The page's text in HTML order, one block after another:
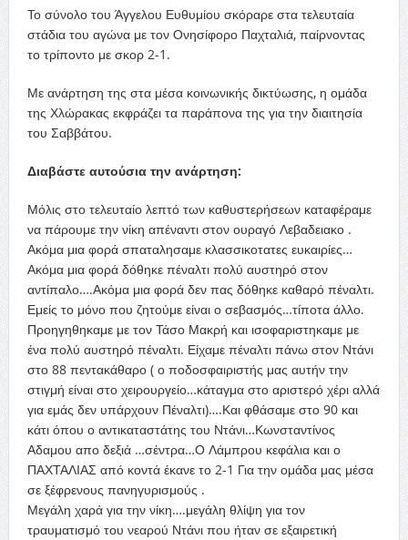
Το σύνολο του Άγγελου Ευθυμίου σκόραρε στα τελευταία
στάδια του αγώνα με τον Ονησίφορο Παχταλιά, παίρνοντας
το τρίποντο με σκορ 2-1.
Με ανάρτηση της στα μέσα κοινωνικής δικτύωσης, η ομάδα
της Χλώρακας εκφράζει τα παράπονα της για την διαιτησία
του Σαββάτου.
Διαβάστε αυτούσια την ανάρτηση:
Μόλις στο τελευταίο λεπτό των καθυστερήσεων καταφέραμε
να πάρουμε την νίκη απέναντι στον ουραγό Λεβαδειακο .
Ακόμα μια φορά σπαταλησαμε κλασσικοτατες ευκαιρίες…
Ακόμα μια φορά δόθηκε πέναλτι πολύ αυστηρό στον
αντίπαλο….Ακόμα μια φορά δεν πας δόθηκε καθαρό πέναλτι.
Εμείς το μόνο που ζητούμε είναι ο σεβασμός…τίποτα άλλο.
Προηγηθηκαμε με τον Τάσο Μακρή και ισοφαριστηκαμε με
ένα πολύ αυστηρό πέναλτι. Είχαμε πέναλτι πάνω στον Ντάνι
στο 88 πεντακάθαρο ( ο ποδοσφαιριστής μας αυτήν την
στιγμή είναι στο χειρουργείο…κάταγμα στο αριστερό χέρι αλλά
για εμάς δεν υπάρχουν Πέναλτι)….Και φθάσαμε στο 90 και
κάτι όπου ο αντικαταστάτης του Ντάνι…Κωνσταντίνος
Αδαμου απο δεξιά …σέντρα…Ο Λάμπρου κεφάλια και ο
ΠΑΧΤΑΛΙΑΣ από κοντά έκανε το 2-1 Για την ομάδα μας μέσα
σε ξέφρενους πανηγυρισμούς .
Μεγάλη χαρά για την νίκη….μεγάλη θλίψη για τον
τραυματισμό του νεαρού Ντάνι που ήταν σε εξαιρετική